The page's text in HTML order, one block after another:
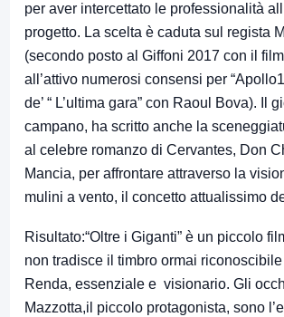
per aver intercettato le professionalità
progetto. La scelta è caduta sul regista
(secondo posto al Giffoni 2017 con il film
all’attivo numerosi consensi per
de’ “ L’ultima gara” con Raoul Bova). Il
campano, ha scritto anche la
al celebre romanzo di Cervantes, Don
Mancia, per affrontare attraverso la
mulini a vento, il concetto attualissimo
Risultato:“Oltre i Giganti” è un piccolo
non tradisce il timbro ormai
Renda, essenziale e visionario. Gli
Mazzotta,il piccolo protagonista, sono